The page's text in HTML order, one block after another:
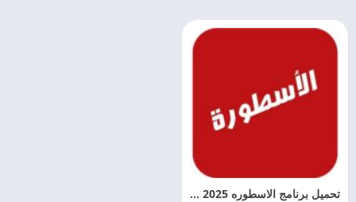
تحميل برنامج الاسطوره 2025 Ostora TV APK اخر اصدار مجانا